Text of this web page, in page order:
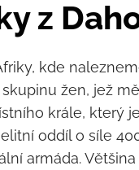
z
kde
žen, jež
krále, který
oddíl o síle
armáda.